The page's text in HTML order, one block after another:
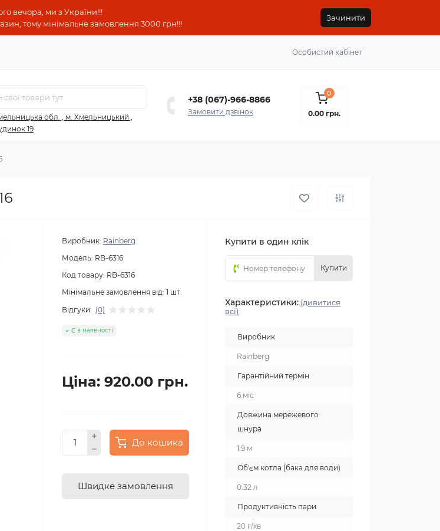
вечора, ми з України!!!
тому мінімальне замовлення 3000 грн!!!
Зачинити
Особистий кабінет
обл. , м. Хмельницький ,
19
+38 (067)-966-8866
Замовити дзвінок
0
0.00 грн.
Виробник: Rainberg
Модель: RB-6316
Код товару: RB-6316
Мінімальне замовлення від: 1 шт.
Відгуки: (0)
Є в наявності
Ціна: 920.00 грн.
До кошика
Швидке замовлення
Купити в один клік
Купити
Характеристики: (дивитися
всі)
Виробник
Rainberg
Гарантійний термін
6 міс
Довжина мережевого
шнура
1.9 м
Об'єм котла (бака для води)
0.32 л
Продуктивність пари
20 г/хв